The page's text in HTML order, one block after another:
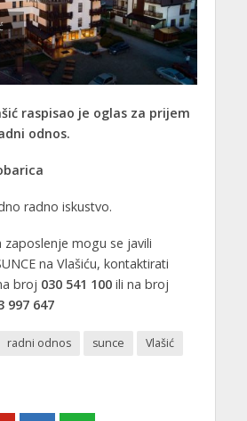
raspisao je oglas za prijem
odnos.
radno iskustvo.
zaposlenje mogu se javili
na Vlašiću, kontaktirati
broj 030 541 100ili na broj
997 647
radni odnos sunce
Vlašić